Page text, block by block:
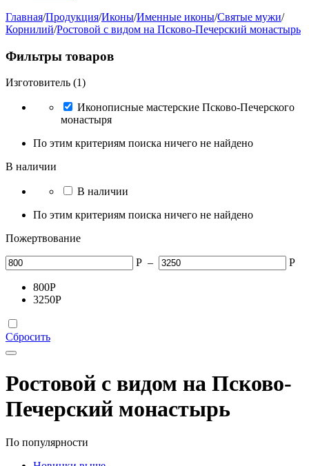
Главная/Продукция/Иконы/Именные иконы/Святые мужи/
Корнилий/Ростовой с видом на Псково-Печерский монастырь
Фильтры товаров
Изготовитель (1)
Иконописные мастерские Псково-Печерского
монастыря
По этим критериям поиска ничего не найдено
В наличии
В наличии
По этим критериям поиска ничего не найдено
Пожертвование
Р – Р
800Р
3250Р
Сбросить
Ростовой с видом на Псково-
Печерский монастырь
По популярности